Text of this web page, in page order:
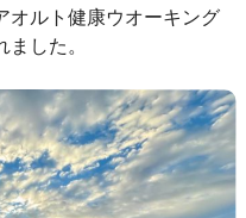
オルト健康ウオーキング
た。ㅤㅤ